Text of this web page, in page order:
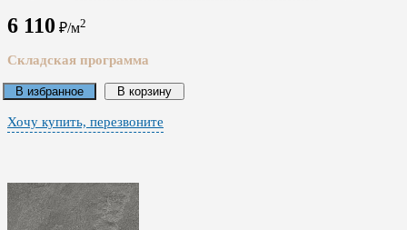
6 110 ₽/м2
Складская программа
В избранное В корзину
Хочу купить, перезвоните